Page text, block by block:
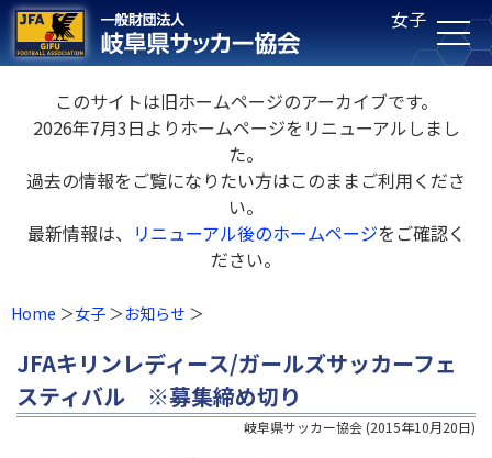
女子
このサイトは旧ホームページのアーカイブです。
2026年7月3日よりホームページをリニューアルしまし
た。
過去の情報をご覧になりたい方はこのままご利用くださ
い。
最新情報は、 リニューアル後のホームページをご確認く
ださい。
Home 女子 お知らせ
JFAキリンレディース/ガールズサッカーフェ
スティバル ※募集締め切り
岐阜県サッカー協会 (2015年10月20日)